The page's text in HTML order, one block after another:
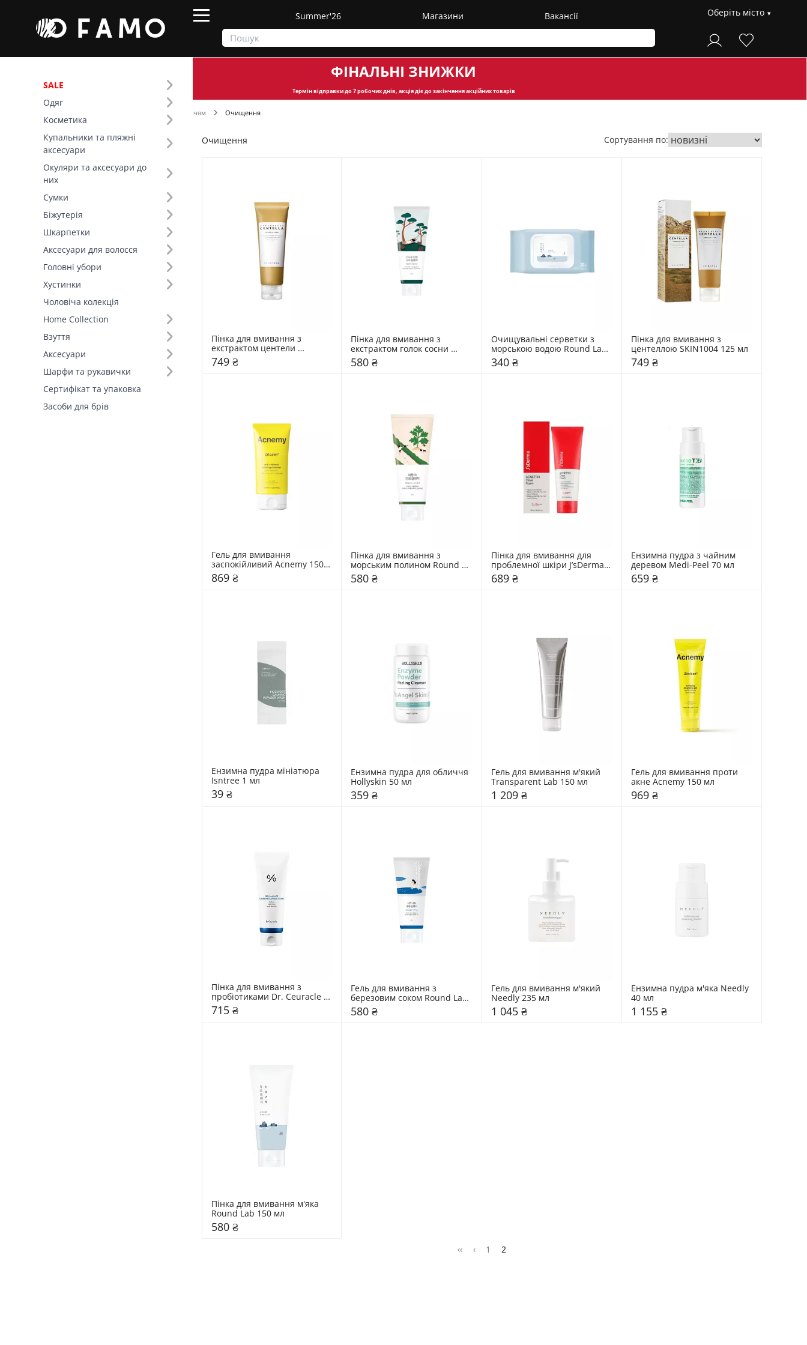
Summer'26 Магазини Вакансії Оберіть місто
SALE
Одяг
Косметика
Купальники та пляжні
аксесуари
Окуляри та аксесуари до
них
Сумки
Біжутерія
Шкарпетки
Аксесуари для волосся
Головні убори
Хустинки
Чоловіча колекція
Home Collection
Взуття
Аксесуари
Шарфи та рукавички
Сертифікат та упаковка
Засоби для брів
ФІНАЛЬНІ ЗНИЖКИ
Термін відправкидо 7 робочих днів, акція діє до закінчення акційних товарів
Догляд за обличчям Очищення
Фільтр
Ціна
SALE
Вид товару (18)
Бренд (28)
Тип шкіри (7)
Очищення Сортування по:
Пінка для вмивання з
екстрактом центели
SKIN1004 125 мл
749 ₴
Пінка для вмивання з
екстрактом голок сосни
Round Lab 150 мл
580 ₴
Очищувальні серветки з
морською водою Round Lab
30 шт
340 ₴
Пінка для вмивання з
центеллою SKIN1004 125 мл
749 ₴
Гель для вмивання
заспокійливий Acnemy 150
мл
869 ₴
Пінка для вмивання з
морським полином Round
Lab 150 мл
580 ₴
Пінка для вмивання для
проблемної шкіри J’sDerma
130 мл
689 ₴
Ензимна пудра з чайним
деревом Medi-Peel 70 мл
659 ₴
Ензимна пудра мініатюра
Isntree 1 мл
39 ₴
Ензимна пудра для обличчя
Hollyskin 50 мл
359 ₴
Гель для вмивання м'який
Transparent Lab 150 мл
1 209 ₴
Гель для вмивання проти
акне Acnemy 150 мл
969 ₴
Пінка для вмивання з
пробіотиками Dr. Ceuracle
150 мл
715 ₴
Гель для вмивання з
березовим соком Round Lab
150 мл
580 ₴
Гель для вмивання м'який
Needly 235 мл
1 045 ₴
Ензимна пудра м'яка Needly
40 мл
1 155 ₴
Пінка для вмивання м'яка
Round Lab 150 мл
580 ₴
‹‹ ‹ 1 2